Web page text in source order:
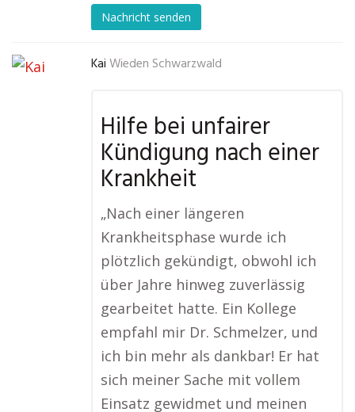
Nachricht senden
Kai Wieden Schwarzwald
Hilfe bei unfairer
Kündigung nach einer
Krankheit
„Nach einer längeren
Krankheitsphase wurde ich
plötzlich gekündigt, obwohl ich
über Jahre hinweg zuverlässig
gearbeitet hatte. Ein Kollege
empfahl mir Dr. Schmelzer, und
ich bin mehr als dankbar! Er hat
sich meiner Sache mit vollem
Einsatz gewidmet und meinen